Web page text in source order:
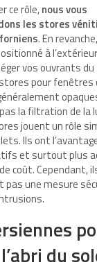
ce rôle,nous vous
les stores
. En
à
vos ouvrants du
pour
la filtration de la
jouent un rôle
Ils ont
et surtout plus
coût. Cependant,
une mesure
du